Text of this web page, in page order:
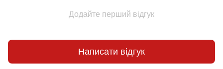
Додайте перший відгук
Написати відгук